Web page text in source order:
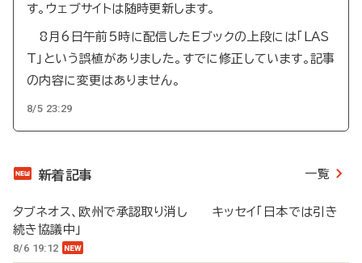
す。ウェブサイトは随時更新します。
8月6日午前5時に配信したEブックの上段には「LAS
T」という誤植がありました。すでに修正しています。記事
の内容に変更はありません。
8/5 23:29
新着記事 一覧
タブネオス、欧州で承認取り消し キッセイ「日本では引き
続き協議中」
8/6 19:12